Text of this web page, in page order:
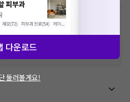
으로 실제 가격과 상이할 수 있으니, 정확
의해주세요.
평가원 에 고지되어 있는 급여 진료 기준 가
비용이 추가되어, 병원마다 금액이 다르게
다운로드
둘러볼게요!